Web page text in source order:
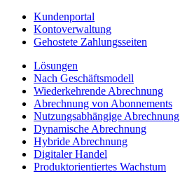
Kundenportal
Kontoverwaltung
Gehostete Zahlungsseiten
Lösungen
Nach Geschäftsmodell
Wiederkehrende Abrechnung
Abrechnung von Abonnements
Nutzungsabhängige Abrechnung
Dynamische Abrechnung
Hybride Abrechnung
Digitaler Handel
Produktorientiertes Wachstum